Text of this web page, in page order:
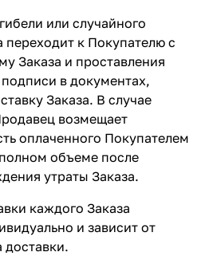
или случайного
к Покупателю с
Заказа и проставления
в документах,
Заказа. В случае
возмещает
оплаченного Покупателем
объеме после
утраты Заказа.
каждого Заказа
и зависит от
доставки.